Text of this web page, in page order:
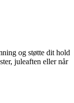
og støtte dit hold
juleaften eller når